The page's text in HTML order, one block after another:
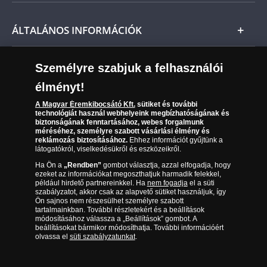
Reklamáció
Visszaküldés
Elállási űrlap
Ügyfélszolgálat
Leiratkozás a hírlevélről
Karrier
ÁLTALÁNOS INFORMÁCIÓK
Sütik (cookies) használata
Süti (cookies)Beállítások
Társaságunkról
Az érmék és érmek ára és értéke
Gyakran ismételt kérdések
Adatkezelés
06 80 888 889
(díjmentesen hívható hétfőtől csütörtökig 9.00 és 17.00
óra között, péntekenként 9.00 és 15.00 óra között)
Személyre szabjuk a felhasználói
élményt!
A Magyar Éremkibocsátó Kft.sütiket és további
technológiát használ webhelyeink megbízhatóságának és
biztonságának fenntartásához, webes forgalmunk
méréséhez, személyre szabott vásárlási élmény és
reklámozás biztosításához.Ehhez információt gyűjtünk a
látogatókról, viselkedésükről és eszközeikről.
Ha Ön a „Rendben”gombot választja, azzal elfogadja, hogy
ezeket az információkat megoszthatjuk harmadik felekkel,
például hirdető partnereinkkel. Ha nem fogadjael a süti
szabályzatot, akkor csak az alapvető sütiket használjuk, így
Ön sajnos nem részesülhet személyre szabott
tartalmainkban. További részletekért és a beállítások
módosításához válassza a „Beállítások” gombot. A
beállításokat bármikor módosíthatja. További információért
olvassa el süti szabályzatunkat.